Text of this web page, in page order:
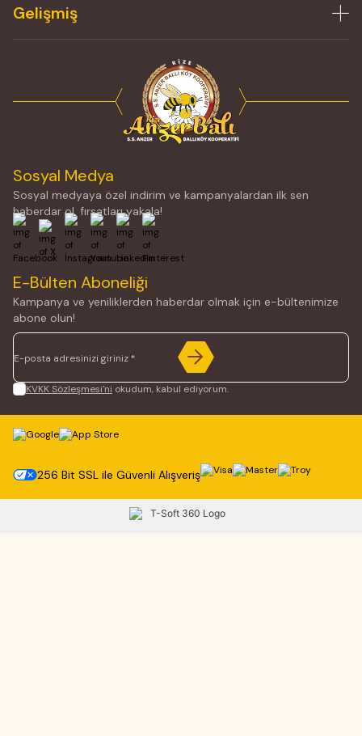
Gelişmiş
Sosyal Medya
Sosyal medyaya özel indirim ve kampanyalardan ilk sen
haberdar ol, fırsatları yakala!
Facebook
X İnstagramYoutubeLinkedin
E-Bülten Aboneliği
Kampanya ve yeniliklerden haberdar olmak için e-bültenimize
abone olun!
KVKK Sözleşmesi'ni okudum, kabul ediyorum.
256 Bit SSL ile Güvenli Alışveriş